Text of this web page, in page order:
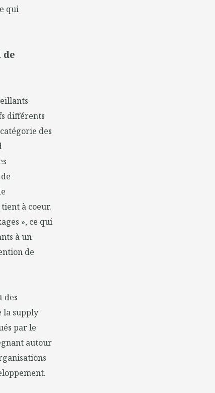
qui
de
différents
des
à coeur.
», ce qui
à un
de
des
la supply
par le
autour